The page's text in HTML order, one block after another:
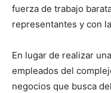
fuerza de trabajo
representantes y con
En lugar de realizar
empleados del
negocios que busca